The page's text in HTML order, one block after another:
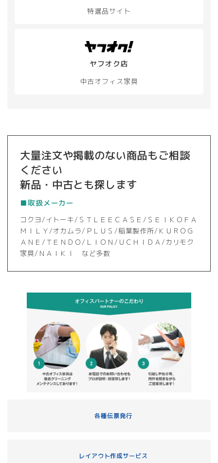
特選品サイト
ヤフオク店
中古オフィス家具
大量注文や掲載のない商品もご相談
ください
新品・中古とも探します
■取扱メーカー
コクヨ/イトーキ/ＳＴＬＥＥＣＡＳＥ/ＳＥＩＫＯＦＡ
ＭＩＬＹ/オカムラ/ＰＬＵＳ/稲葉製作所/ＫＵＲＯＧ
ＡＮＥ/ＴＥＮＤＯ/ＬＩＯＮ/ＵＣＨＩＤＡ/カリモク
家具/ＮＡＩＫＩ など多数
各種伝票発行
レイアウト作成サービス